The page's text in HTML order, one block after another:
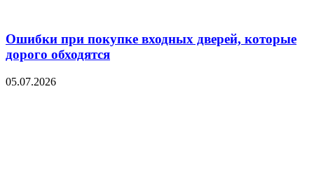
Ошибки при покупке входных дверей, которые
дорого обходятся
05.07.2026